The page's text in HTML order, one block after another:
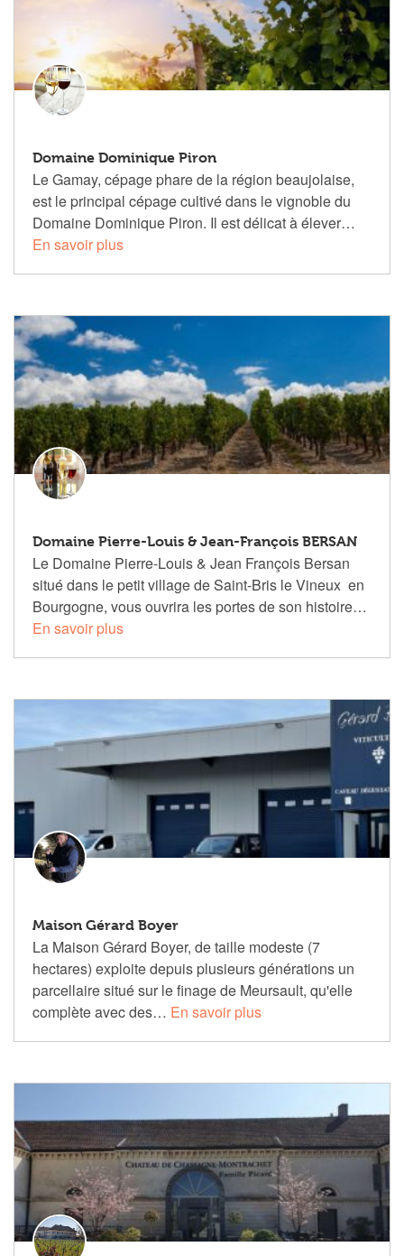
Domaine Dominique Piron
Le Gamay, cépage phare de la région beaujolaise,
est le principal cépage cultivé dans le vignoble du
Domaine Dominique Piron. Il est délicat à élever…
En savoir plus
Domaine Pierre-Louis & Jean-François BERSAN
Le Domaine Pierre-Louis & Jean François Bersan
situé dans le petit village de Saint-Bris le Vineux en
Bourgogne, vous ouvrira les portes de son histoire…
En savoir plus
Maison Gérard Boyer
La Maison Gérard Boyer, de taille modeste (7
hectares) exploite depuis plusieurs générations un
parcellaire situé sur le finage de Meursault, qu'elle
complète avec des… En savoir plus